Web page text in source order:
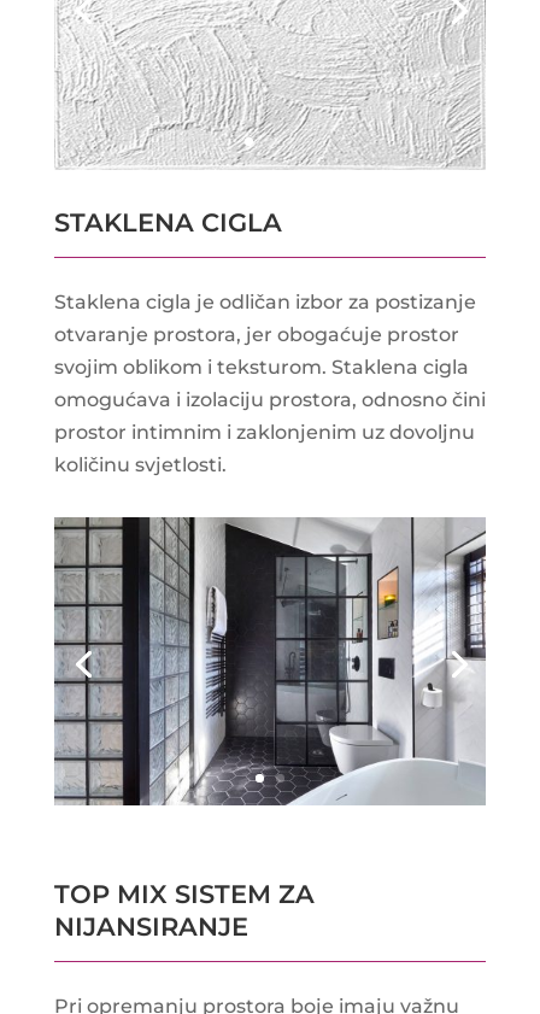
STAKLENA CIGLA
Staklena cigla je odličan izbor za postizanje
otvaranje prostora, jer obogaćuje prostor
svojim oblikom i teksturom. Staklena cigla
omogućava i izolaciju prostora, odnosno čini
prostor intimnim i zaklonjenim uz dovoljnu
količinu svjetlosti.
TOP MIX SISTEM ZA
NIJANSIRANJE
Pri opremanju prostora boje imaju važnu